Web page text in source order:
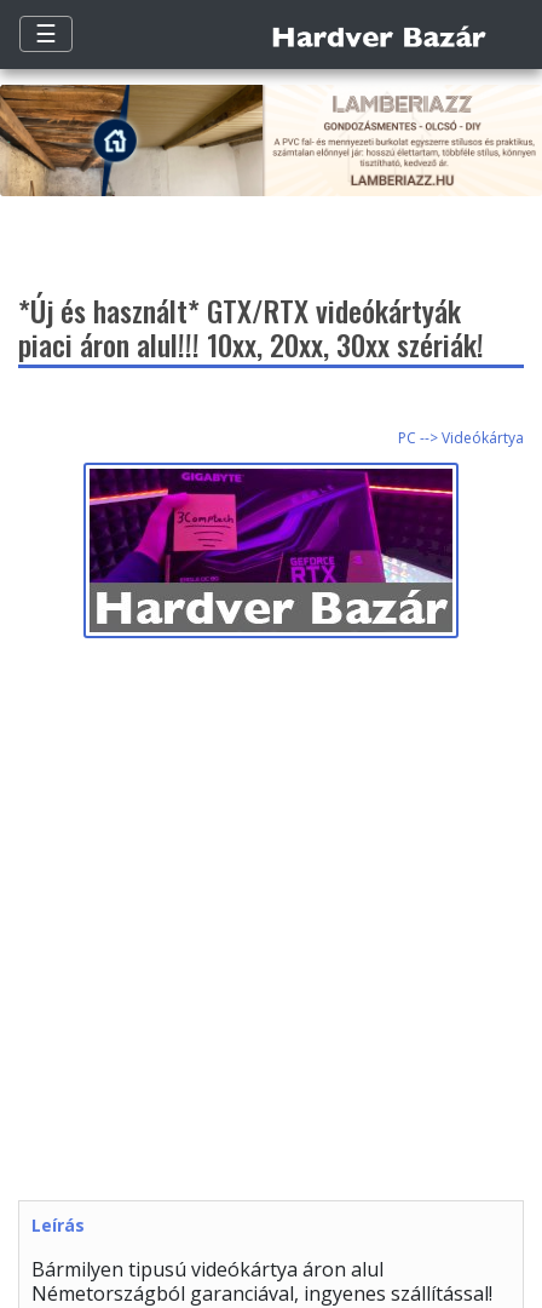
☰
*Új és használt* GTX/RTX videókártyák
piaci áron alul!!! 10xx, 20xx, 30xx szériák!
PC --> Videókártya
Leírás
Bármilyen tipusú videókártya áron alul
Németországból garanciával, ingyenes szállítással!